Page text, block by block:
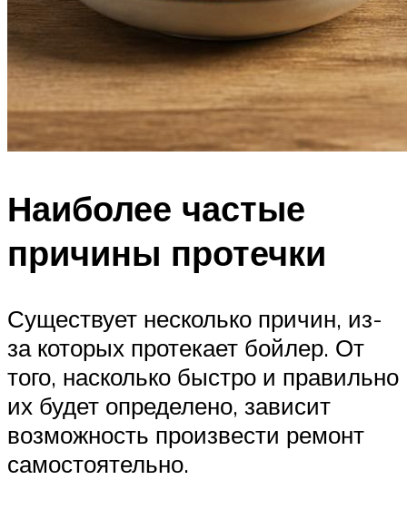
Наиболее частые
причины протечки
Существует несколько причин, из-
за которых протекает бойлер. От
того, насколько быстро и правильно
их будет определено, зависит
возможность произвести ремонт
самостоятельно.